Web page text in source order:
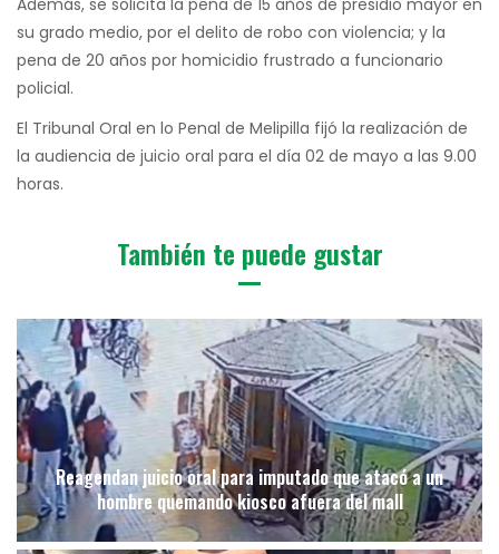
su grado medio, por el delito de robo con violencia; y la
pena de 20 años por homicidio frustrado a funcionario
policial.
El Tribunal Oral en lo Penal de Melipilla fijó la realización de
la audiencia de juicio oral para el día 02 de mayo a las 9.00
horas.
También te puede gustar
Reagendan juicio oral para imputado que atacó a un
hombre quemando kiosco afuera del mall